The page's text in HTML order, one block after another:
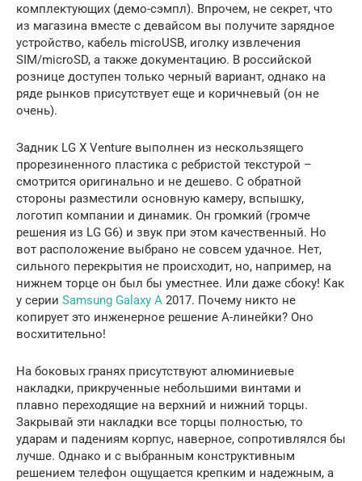
комплектующих (демо-сэмпл). Впрочем, не секрет, что
из магазина вместе с девайсом вы получите зарядное
устройство, кабель microUSB, иголку извлечения
SIM/microSD, а также документацию. В российской
рознице доступен только черный вариант, однако на
ряде рынков присутствует еще и коричневый (он не
очень).
Задник LG X Venture выполнен из нескользящего
прорезиненного пластика с ребристой текстурой –
смотрится оригинально и не дешево. С обратной
стороны разместили основную камеру, вспышку,
логотип компании и динамик. Он громкий (громче
решения из LG G6) и звук при этом качественный. Но
вот расположение выбрано не совсем удачное. Нет,
сильного перекрытия не происходит, но, например, на
нижнем торце он был бы уместнее. Или даже сбоку! Как
у серии Samsung Galaxy A 2017. Почему никто не
копирует это инженерное решение A-линейки? Оно
восхитительно!
На боковых гранях присутствуют алюминиевые
накладки, прикрученные небольшими винтами и
плавно переходящие на верхний и нижний торцы.
Закрывай эти накладки все торцы полностью, то
ударам и падениям корпус, наверное, сопротивлялся бы
лучше. Однако и с выбранным конструктивным
решением телефон ощущается крепким и надежным, а